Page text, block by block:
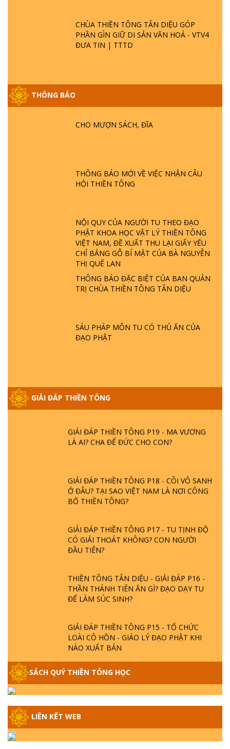
CHÙA THIỀN TÔNG TÂN DIỆU GÓP
PHẦN GÌN GIỮ DI SẢN VĂN HOÁ - VTV4
ĐƯA TIN | TTTD
THÔNG BÁO
CHO MƯỢN SÁCH, ĐĨA
THÔNG BÁO MỚI VỀ VIỆC NHẬN CÂU
HỎI THIỀN TÔNG
NỘI QUY CỦA NGƯỜI TU THEO ĐẠO
PHẬT KHOA HỌC VẬT LÝ THIỀN TÔNG
VIỆT NAM, ĐỀ XUẤT THU LẠI GIẤY YẾU
CHỈ BẢNG GỖ BÍ MẬT CỦA BÀ NGUYỄN
THỊ QUẾ LAN
THÔNG BÁO ĐẶC BIỆT CỦA BAN QUẢN
TRỊ CHÙA THIỀN TÔNG TÂN DIỆU
SÁU PHÁP MÔN TU CÓ THỦ ẤN CỦA
ĐẠO PHẬT
GIẢI ĐÁP THIỀN TÔNG
PHẬT KHÔNG NÓI? HỘI LONG HOA LÀ
HỘI GÌ? TỬ VÌ ĐẠO
GIẢI ĐÁP ĐẶC BIỆT P24 - TÁNH PHẬT
GIẢI ĐÁP ĐẶC BIỆT P23 - THIÊN ĐÀNG Ở
ĐÂU? ĐỊA NGỤC Ở ĐÂU? ĐỨC CHÚA TRỜI
GIẢI ĐÁP THIỀN TÔNG ĐẶC BIỆT P22 - TẠI
SAO TRÁI ĐẤT NHIỀU THIÊN TAI - LŨ LỤT
- HỎA HOẠN | TTTD
GIẢI ĐÁP THIỀN TÔNG ĐẶC BIỆT P21 - TẠI
SAO ĐỨC PHẬT BƯỚC ĐI 7 BƯỚC TRÊN
HOA SEN ? | TTTD
GIẢI ĐÁP VỀ LỄ TIỄN THIỀN TÔNG SƯ
NGỌC LÂM VỀ PHẬT GIỚI
DO ĐÂU MÀ CÓ?
LÀ AI? CHA ĐỂ ĐỨC CHO CON?
Ở ĐÂU? TẠI SAO VIỆT NAM LÀ NƠI CÔNG
BỐ THIỀN TÔNG?
CÓ GIẢI THOÁT KHÔNG? CON NGƯỜI
ĐẦU TIÊN?
THẦN THÁNH TIÊN ĂN GÌ? ĐẠO DẠY TU
ĐỂ LÀM SÚC SINH?
LOÀI CÔ HỒN - GIÁO LÝ ĐẠO PHẬT KHI
NÀO XUẤT BẢN
GIẢI ĐÁP THIỀN TÔNG ĐẶC BIỆT - P14 -
NGUỒN GỐC ÂM LỊCH DƯƠNG LỊCH -
TẦNG BÌNH LƯU LỚN ĐẾN ĐÂU
GIẢI ĐÁP THIỀN TÔNG ĐẶC BIỆT - P13 -
SÁCH QUÝ THIỀN TÔNG HỌC
LIÊN KẾT WEB